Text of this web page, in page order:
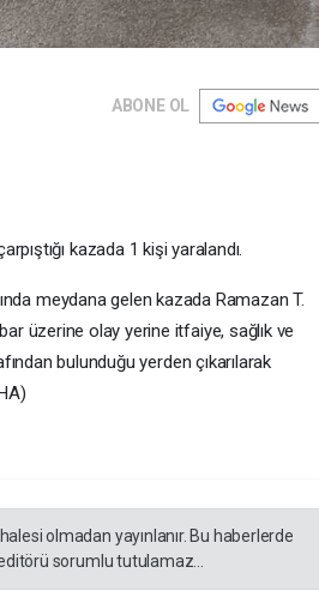
ABONE OL
kazada 1 kişi yaralandı.
meydana gelen kazada Ramazan T.
üzerine olay yerine itfaiye, sağlık ve
bulunduğu yerden çıkarılarak
olmadan yayınlanır. Bu haberlerde
sorumlu tutulamaz...